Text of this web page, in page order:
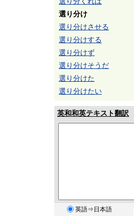
選り分け
選り分けさせる
選り分けする
選り分けず
選り分けそうだ
選り分けた
選り分けたい
英和和英テキスト翻訳
英語⇒日本語